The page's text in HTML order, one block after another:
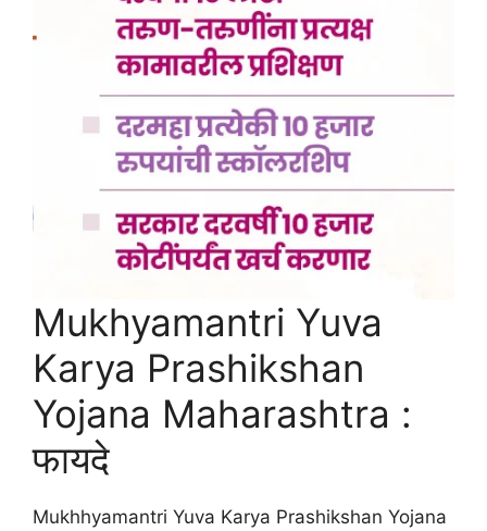
Mukhyamantri Yuva
Karya Prashikshan
Yojana Maharashtra :
फायदे
Mukhhyamantri Yuva Karya Prashikshan Yojana